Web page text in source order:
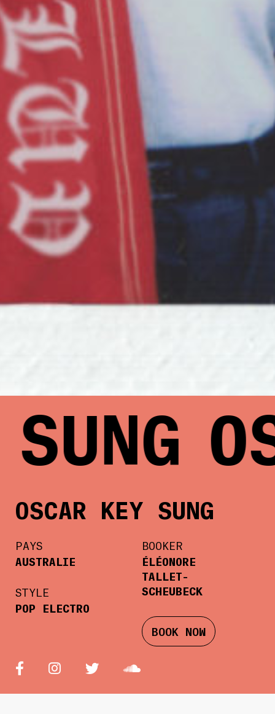
OSCAR KEY SUNG
PAYS
AUSTRALIE
STYLE
POP ELECTRO
BOOKER
ÉLÉONORE
TALLET-
SCHEUBECK
BOOK NOW